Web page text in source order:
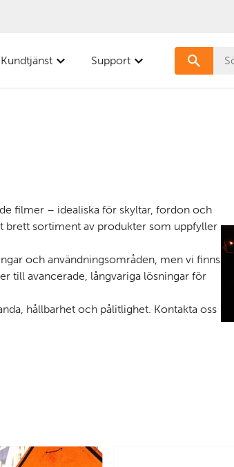
Kundtjänst Support
filmer – idealiska för skyltar, fordon och
brett sortiment av produkter som uppfyller
och användningsområden, men vi finns
till avancerade, långvariga lösningar för
hållbarhet och pålitlighet. Kontakta oss